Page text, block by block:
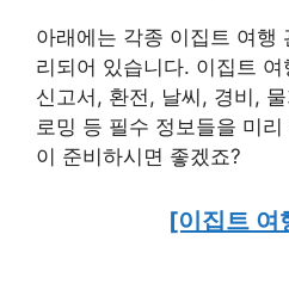
아래에는 각종 이집트 여행
리되어 있습니다. 이집트
신고서, 환전, 날씨, 경비,
로밍 등 필수 정보들을 미
이 준비하시면 좋겠죠?
[이집트 여